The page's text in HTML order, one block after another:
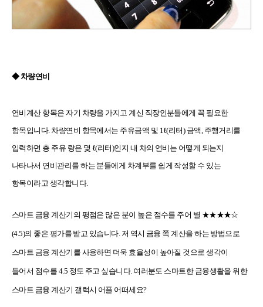
◆차량연비
연비계산 항목은 자기 차량을 가지고 계신 직장인분들에게 꼭 필요한
항목입니다. 차량연비 항목에서는 주유금액 및 1ℓ(리터) 금액, 주행거리를
입력하면 총 주유 량은 몇 ℓ(리터)인지 내 차의 연비는 어떻게 되는지
나타나서 연비관리를 하는 분들에게 차계부를 쉽게 작성할 수 있는
항목이라고 생각합니다.
스마트 금융 계산기의 평점은 많은 분이 높은 점수를 주어 별 ★★★★☆
(4.5)의 좋은 평가를 받고 있습니다. 저 역시 금융 쪽 계산을 하는 방법으로
스마트 금융 계산기를 사용하면 더욱 효율성이 높아질 것으로 생각이
들어서 점수를 4.5 정도 주고 싶습니다. 여러분도 스마트한 금융생활을 위한
스마트 금융 계산기 갤럭시 어플 어떠세요?